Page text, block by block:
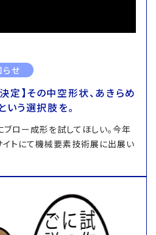
せ
】その中空形状、あきらめ
いう選択肢を。
ブロー成形を試してほしい。今年
イトにて機械要素技術展に出展い